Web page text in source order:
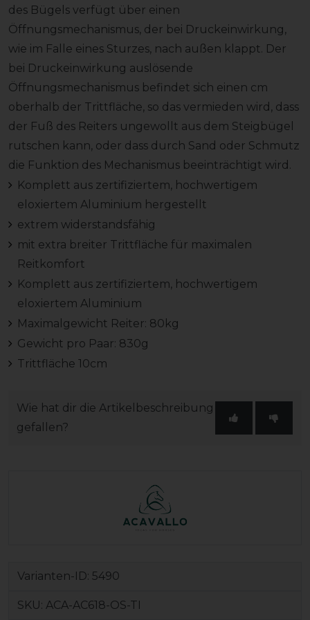
des Bügels verfügt über einen
Öffnungsmechanismus, der bei Druckeinwirkung,
wie im Falle eines Sturzes, nach außen klappt. Der
bei Druckeinwirkung auslösende
Öffnungsmechanismus befindet sich einen cm
oberhalb der Trittfläche, so das vermieden wird, dass
der Fuß des Reiters ungewollt aus dem Steigbügel
rutschen kann, oder dass durch Sand oder Schmutz
die Funktion des Mechanismus beeinträchtigt wird.
Komplett aus zertifiziertem, hochwertigem
eloxiertem Aluminium hergestellt
extrem widerstandsfähig
mit extra breiter Trittfläche für maximalen
Reitkomfort
Komplett aus zertifiziertem, hochwertigem
eloxiertem Aluminium
Maximalgewicht Reiter: 80kg
Gewicht pro Paar: 830g
Trittfläche 10cm
Wie hat dir die Artikelbeschreibung
gefallen?
Varianten-ID: 5490
SKU: ACA-AC618-OS-TI